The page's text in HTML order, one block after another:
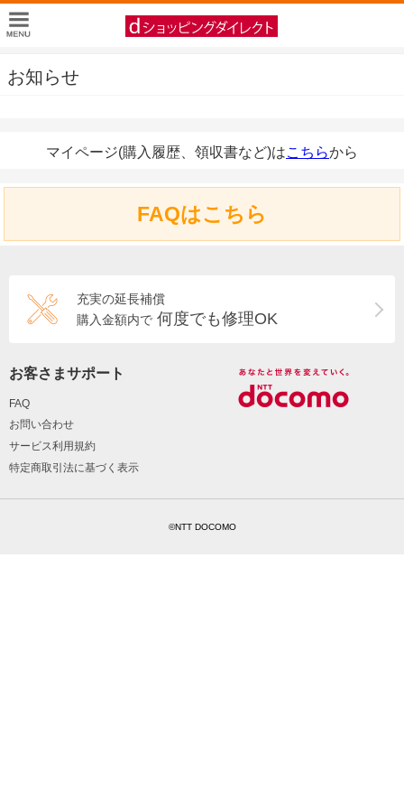
お知らせ
マイページ(購入履歴、領収書など)はこちらから
FAQはこちら
充実の延長補償
購入金額内で 何度でも修理OK
お客さまサポート
FAQ
お問い合わせ
サービス利用規約
特定商取引法に基づく表示
©NTT DOCOMO